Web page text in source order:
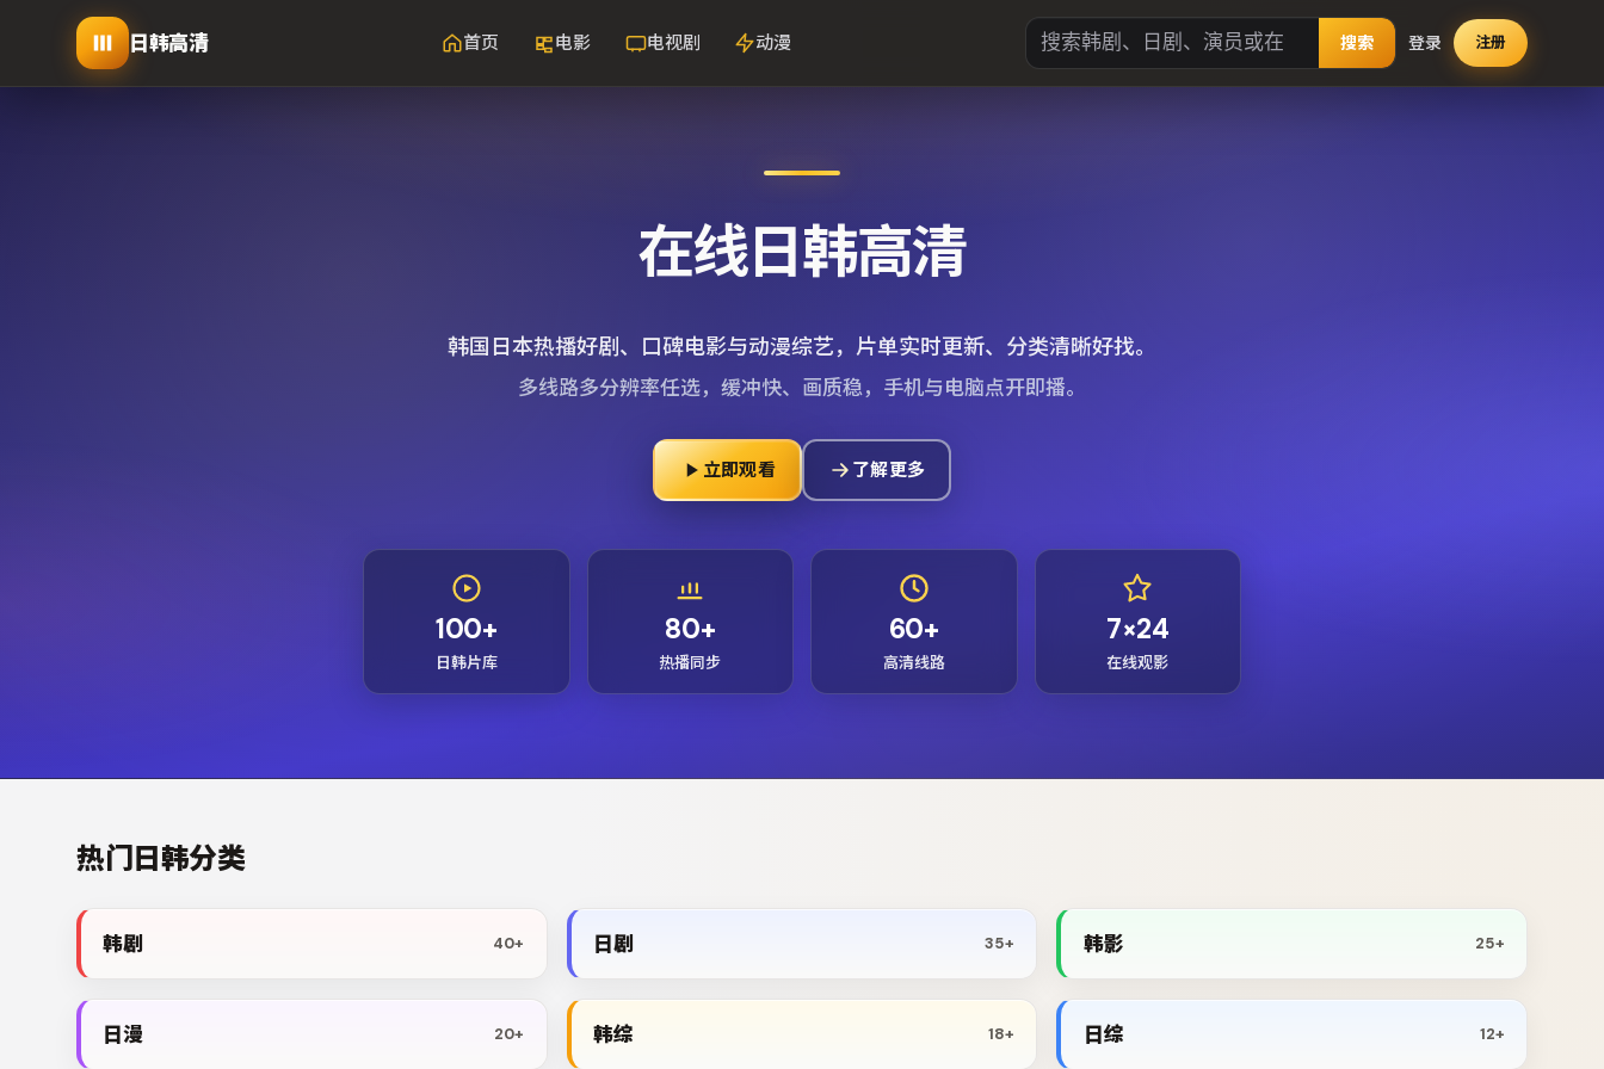
日韩高清 首页 电影 电视剧 动漫 搜索 登录 注册
在线日韩高清
韩国日本热播好剧、口碑电影与动漫综艺，片单实时更新、分类清晰好找。
多线路多分辨率任选，缓冲快、画质稳，手机与电脑点开即播。
立即观看 了解更多
100+
日韩片库
80+
热播同步
60+
高清线路
7×24
在线观影
热门日韩分类
韩剧 40+ 日剧 35+ 韩影 25+
日漫 20+ 韩综 18+ 日综 12+